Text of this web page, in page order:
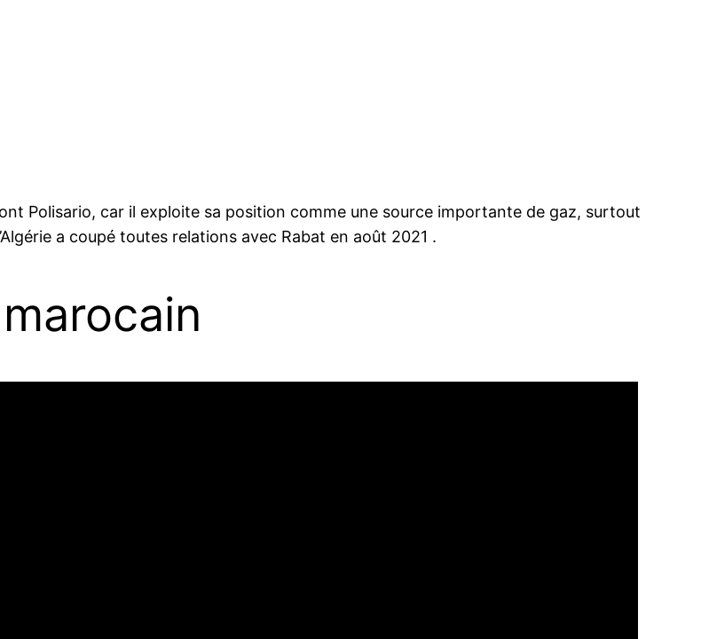
Polisario, car il exploite sa position comme une source importante de gaz, surtout
a coupé toutes relations avec Rabat en août 2021 .